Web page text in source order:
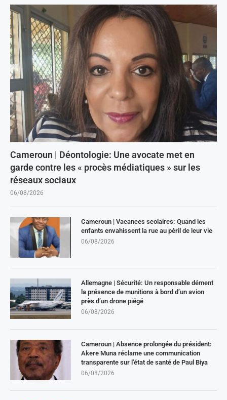
Cameroun | Déontologie: Une avocate met en
garde contre les « procès médiatiques » sur les
réseaux sociaux
06/08/2026
Cameroun | Vacances scolaires: Quand les
enfants envahissent la rue au péril de leur vie
06/08/2026
Allemagne | Sécurité: Un responsable dément
la présence de munitions à bord d’un avion
près d’un drone piégé
06/08/2026
Cameroun | Absence prolongée du président:
Akere Muna réclame une communication
transparente sur l’état de santé de Paul Biya
06/08/2026